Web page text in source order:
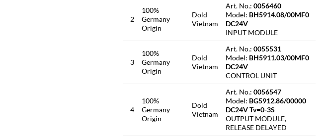
2
100%
Germany
Origin
Dold
Vietnam
Art. No.:0056460
Model: BH5914.08/00MF0
DC24V
INPUT MODULE
3
100%
Germany
Origin
Dold
Vietnam
Art. No.:0055531
Model: BH5911.03/00MF0
DC24V
CONTROL UNIT
4
100%
Germany
Origin
Dold
Vietnam
Art. No.:0056547
Model: BG5912.86/00000
DC24V Tv=0-3S
OUTPUT MODULE,
RELEASE DELAYED